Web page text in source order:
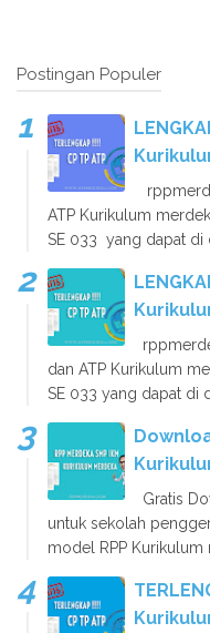
Postingan Populer
ATP Kurikulum
SE 033 yang dapat di
dan ATP Kurikulum
SE 033 yang dapat di
Gratis
untuk sekolah
model RPP Kurikulum